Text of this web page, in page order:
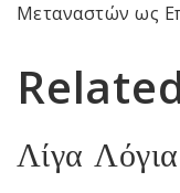
Μεταναστών ως
Λίγα